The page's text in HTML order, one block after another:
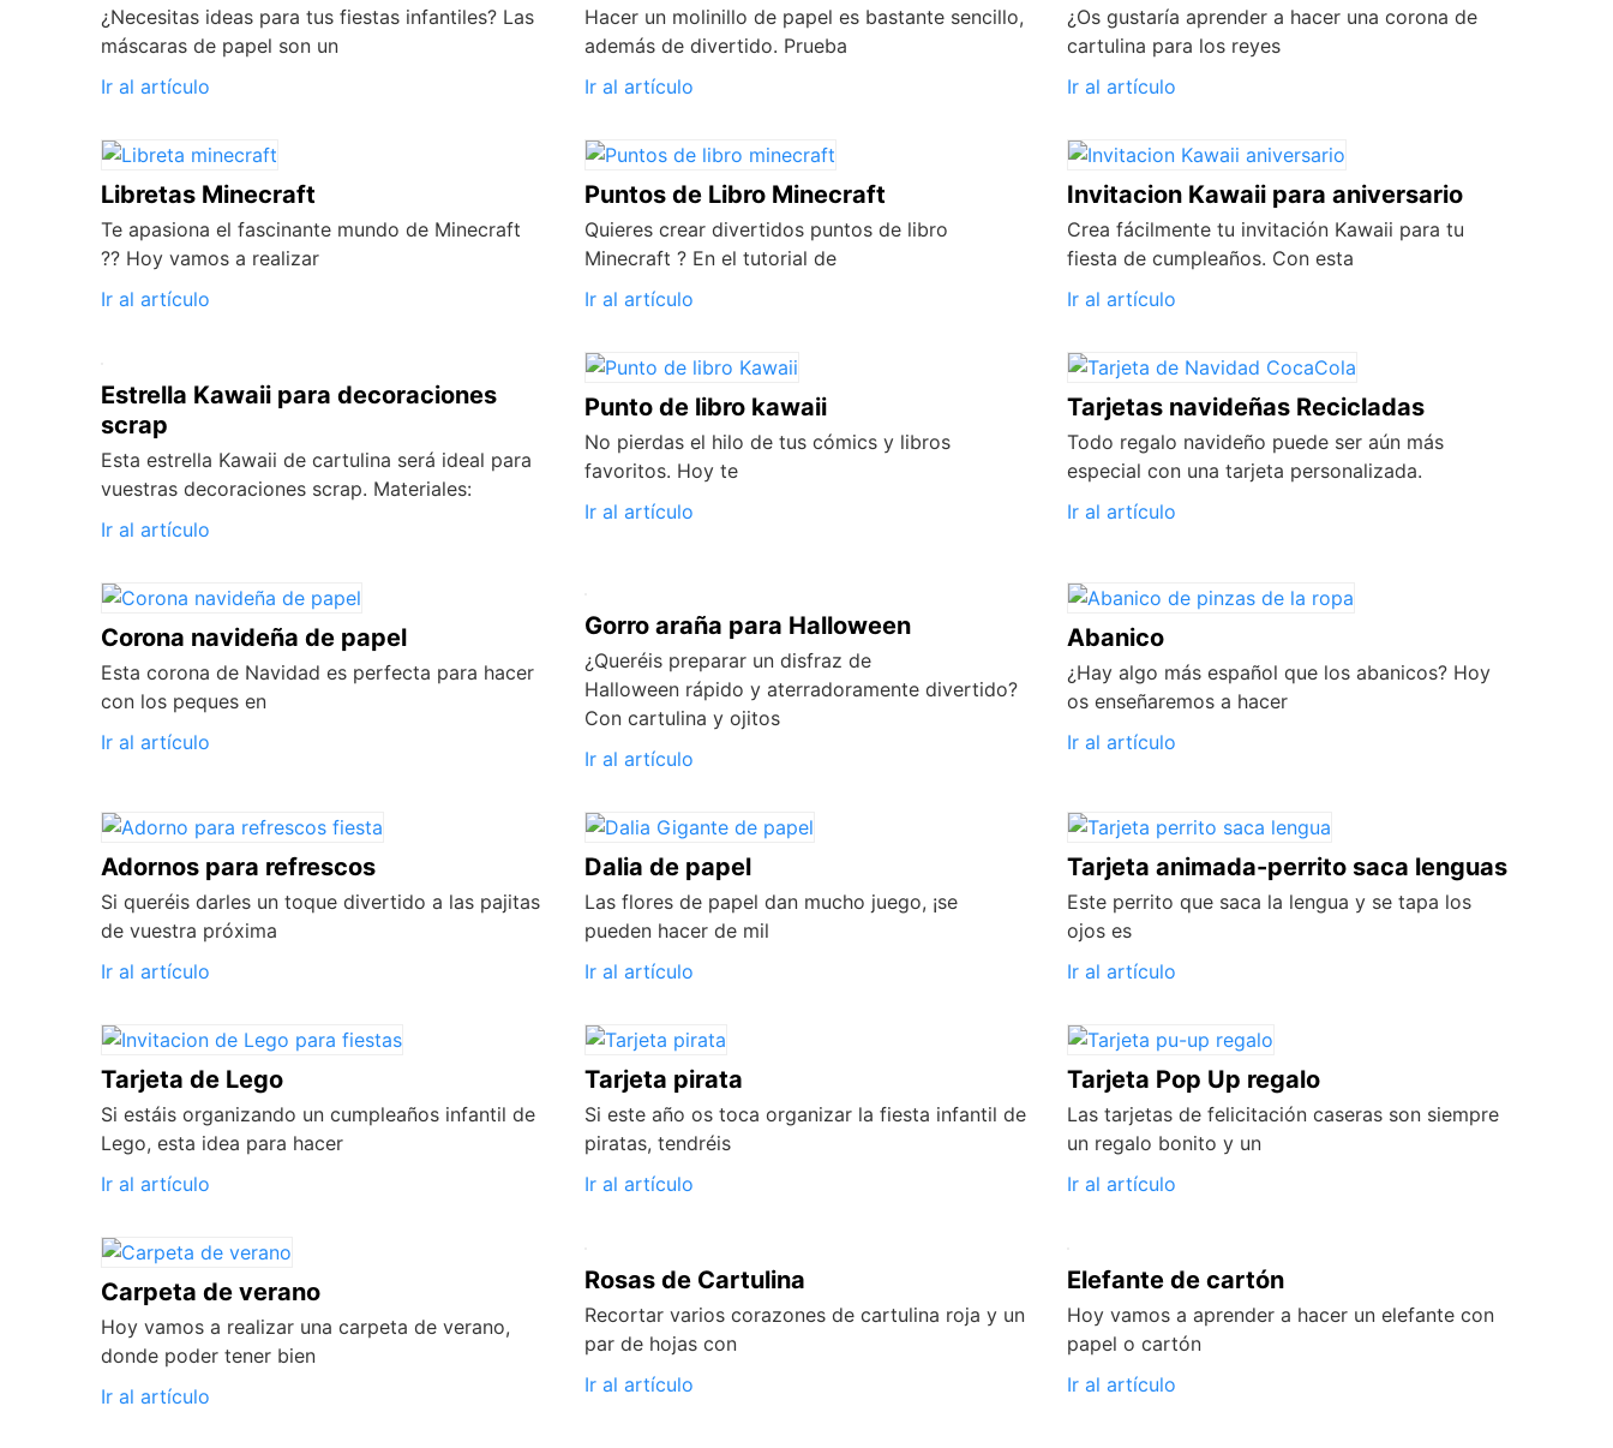
¿Necesitas ideas para tus fiestas infantiles? Las
máscaras de papel son un
Ir al artículo
Hacer un molinillo de papel es bastante sencillo,
además de divertido. Prueba
Ir al artículo
¿Os gustaría aprender a hacer una corona de
cartulina para los reyes
Ir al artículo
Libretas Minecraft
Te apasiona el fascinante mundo de Minecraft
?? Hoy vamos a realizar
Ir al artículo
Puntos de Libro Minecraft
Quieres crear divertidos puntos de libro
Minecraft ? En el tutorial de
Ir al artículo
Invitacion Kawaii para aniversario
Crea fácilmente tu invitación Kawaii para tu
fiesta de cumpleaños. Con esta
Ir al artículo
Estrella Kawaii para decoraciones
scrap
Esta estrella Kawaii de cartulina será ideal para
vuestras decoraciones scrap. Materiales:
Ir al artículo
Punto de libro kawaii
No pierdas el hilo de tus cómics y libros
favoritos. Hoy te
Ir al artículo
Tarjetas navideñas Recicladas
Todo regalo navideño puede ser aún más
especial con una tarjeta personalizada.
Ir al artículo
Corona navideña de papel
Esta corona de Navidad es perfecta para hacer
con los peques en
Ir al artículo
Gorro araña para Halloween
¿Queréis preparar un disfraz de
Halloween rápido y aterradoramente divertido?
Con cartulina y ojitos
Ir al artículo
Abanico
¿Hay algo más español que los abanicos? Hoy
os enseñaremos a hacer
Ir al artículo
Adornos para refrescos
Si queréis darles un toque divertido a las pajitas
de vuestra próxima
Ir al artículo
Dalia de papel
Las flores de papel dan mucho juego, ¡se
pueden hacer de mil
Ir al artículo
Tarjeta animada-perrito saca lenguas
Este perrito que saca la lengua y se tapa los
ojos es
Ir al artículo
Tarjeta de Lego
Si estáis organizando un cumpleaños infantil de
Lego, esta idea para hacer
Ir al artículo
Tarjeta pirata
Si este año os toca organizar la fiesta infantil de
piratas, tendréis
Ir al artículo
Tarjeta Pop Up regalo
Las tarjetas de felicitación caseras son siempre
un regalo bonito y un
Ir al artículo
Carpeta de verano
Hoy vamos a realizar una carpeta de verano,
donde poder tener bien
Ir al artículo
Rosas de Cartulina
Recortar varios corazones de cartulina roja y un
par de hojas con
Ir al artículo
Elefante de cartón
Hoy vamos a aprender a hacer un elefante con
papel o cartón
Ir al artículo